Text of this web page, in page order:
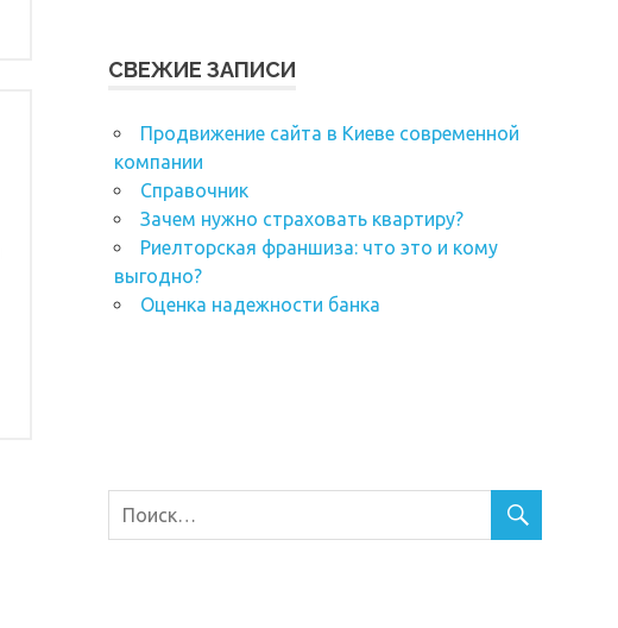
СВЕЖИЕ ЗАПИСИ
Продвижение сайта в Киеве современной
компании
Справочник
Зачем нужно страховать квартиру?
Риелторская франшиза: что это и кому
выгодно?
Оценка надежности банка